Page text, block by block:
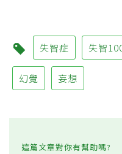
失智症 失智
幻覺 妄想
這篇文章對你有幫助嗎?